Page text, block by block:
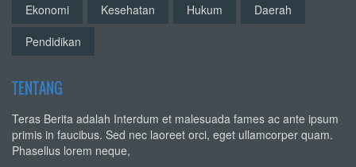
Ekonomi
Kesehatan Hukum
Daerah
Pendidikan
TENTANG
Teras Berita adalah Interdum et malesuada fames ac ante ipsum
primis in faucibus. Sed nec laoreet orci, eget ullamcorper quam.
Phasellus lorem neque,